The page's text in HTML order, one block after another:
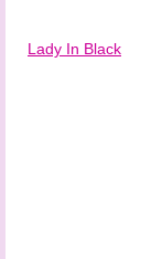
Lady In Black